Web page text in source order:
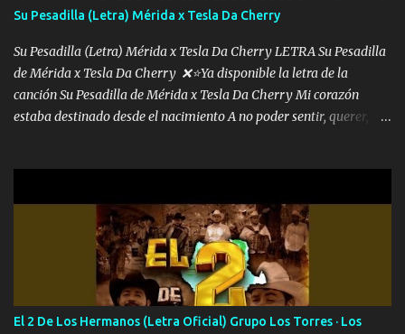
yo tengo el control a todos yo les paro el dedo soy hocicon un
malcriado un malandrón Que Les importa no saben nada falsas
las risas las que me miran hay gente corriente no quieren ve...
Su Pesadilla (Letra) Mérida x Tesla Da Cherry
Su Pesadilla (Letra) Mérida x Tesla Da Cherry LETRA Su Pesadilla
de Mérida x Tesla Da Cherry ❌⭐Ya disponible la letra de la
canción Su Pesadilla de Mérida x Tesla Da Cherry Mi corazón
estaba destinado desde el nacimiento A no poder sentir, querer,
algunas que no lo entiendan Porque ahora soy su pesadilla, lo sé
Soy yo la octava maravilla, no lo niegues Tengo de rodillas a otras
cien Y por más que quieran no me detienen Soy yo la mente que
más brilla, lo ves Pa' mi la vida es tan sencilla No lo entenderías en
tu vida, y está bien Porque lo que tengo nadie lo tiene Una me está
escribiendo y la otra me va a llamar Quiere que vaya a verla y que
El 2 De Los Hermanos (Letra Oficial) Grupo Los Torres · Los